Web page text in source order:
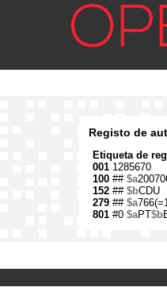
Registo de
Etiqueta de
001 1285670
100 ## $a
152 ## $bCDU
279 ## $a
801 #0 $aPT$b